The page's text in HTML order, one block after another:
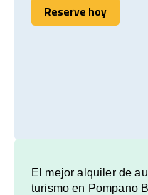
Reserve hoy
Reserve hoy
El mejor alquiler de
turismo en Pompano